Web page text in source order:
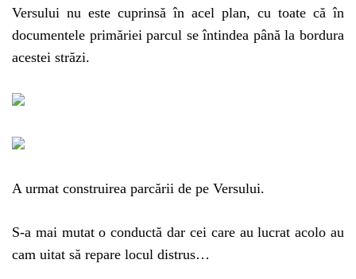
Versului nu este cuprinsă în acel plan, cu toate că în
documentele primăriei parcul se întindea până la bordura
acestei străzi.
A urmat construirea parcării de pe Versului.
S-a mai mutat o conductă dar cei care au lucrat acolo au
cam uitat să repare locul distrus…